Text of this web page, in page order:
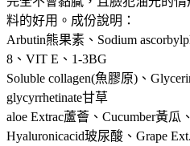
料的好用。成份說明：
Arbutin熊果素、Sodium
8、VIT E、1-3BG
Soluble collagen(魚膠原)、
glycyrrhetinate甘草
aloe Extrac蘆薈、Cucumber黃瓜
Hyaluronicacid玻尿酸、Grape